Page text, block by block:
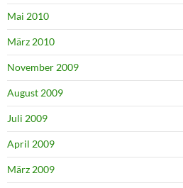
Mai 2010
März 2010
November 2009
August 2009
Juli 2009
April 2009
März 2009